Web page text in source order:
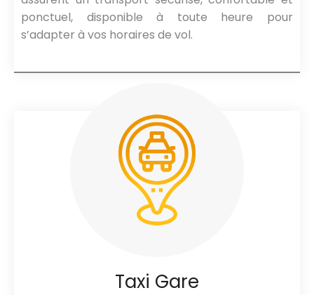
ponctuel, disponible à toute heure pour
s’adapter à vos horaires de vol.
Taxi Gare